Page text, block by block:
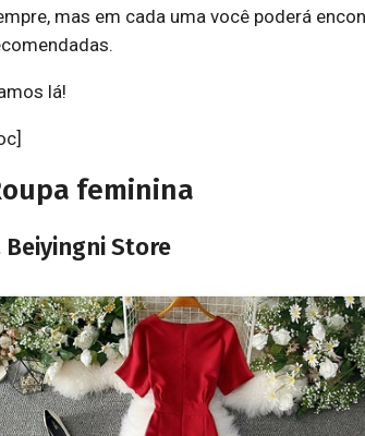
mas em cada uma você poderá
lá!
feminina
Beiyingni Store